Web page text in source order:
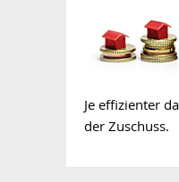
Je effizienter
der Zuschuss.